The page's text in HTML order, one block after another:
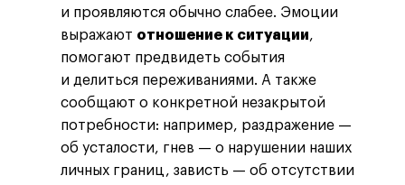
и проявляются обычно слабее. Эмоции
выражают отношение к ситуации,
помогают предвидеть события
и делиться переживаниями. А также
сообщают о конкретной незакрытой
потребности: например, раздражение —
об усталости, гнев — о нарушении наших
личных границ, зависть — об отсутствии